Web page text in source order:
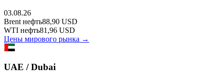
03.08.26
Brent нефть88,90 USD
WTI нефть81,96 USD
Цены мирового рынка →
UAE / Dubai